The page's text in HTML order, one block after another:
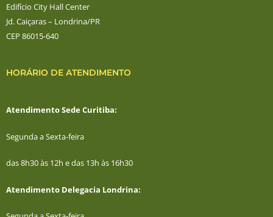
Edifício City Hall Center
Jd. Caiçaras – Londrina/PR
CEP 86015-640
HORÁRIO DE ATENDIMENTO
Atendimento Sede Curitiba:
Segunda a Sexta-feira
das 8h30 às 12h e das 13h às 16h30
Atendimento Delegacia Londrina: